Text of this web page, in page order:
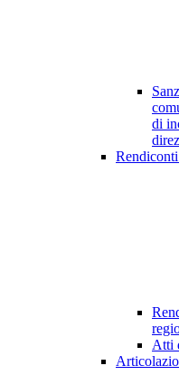
di
Atti